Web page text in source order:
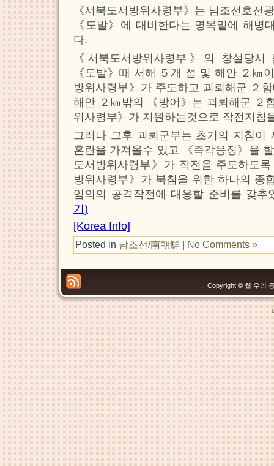
《서북도서방위사령부》는 남조선호전
《도발》에 대비한다는 명목밑에 해병
다.
《서북도서방위사령부》의 창설당시
《도발》때 서해 ５개 섬 및 해안 ２㎞
방위사령부》가 주도하고 괴뢰해군 ２
해안 ２㎞밖의 《방어》는 괴뢰해군 ２
위사령부》가 지원하는것으로 작전지침
그러나 그후 괴뢰군부는 초기의 지침이
혼란을 가져올수 있고 《즉각응징》을
도서방위사령부》가 작전을 주도하도
방위사령부》가 북침을 위한 하나의 종
임의의 공격작전에 대응할 준비를 갖추
기)
[Korea Info]
Posted in 남조선/南朝鮮 | No Comments »
Copyright © 웹 우리